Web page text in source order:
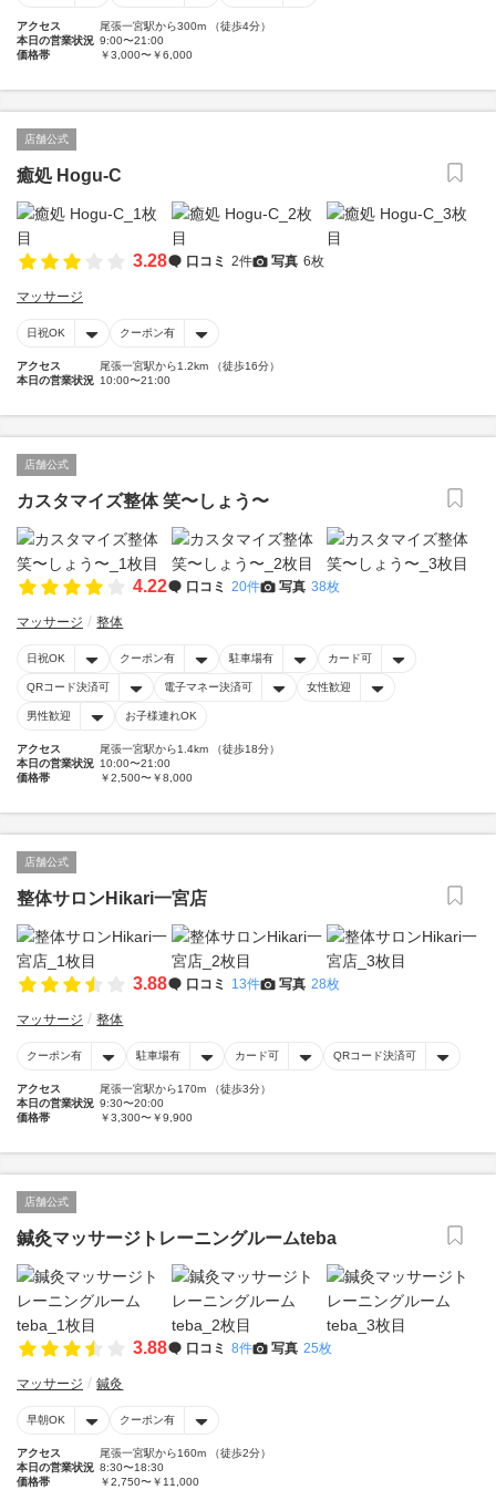
アクセス
尾張一宮駅から300m （徒歩4分）
本日の営業状況 9:00〜21:00
価格帯
￥3,000〜￥6,000
店舗公式
癒処 Hogu-C
3.28 口コミ 2件 写真 6枚
マッサージ
日祝OK クーポン有
アクセス
尾張一宮駅から1.2km （徒歩16分）
本日の営業状況 10:00〜21:00
店舗公式
カスタマイズ整体 笑〜しょう〜
4.22 口コミ 20件 写真 38枚
マッサージ 整体
日祝OK クーポン有 駐車場有 カード可
QRコード決済可 電子マネー決済可 女性歓迎
男性歓迎 お子様連れOK
アクセス
尾張一宮駅から1.4km （徒歩18分）
本日の営業状況 10:00〜21:00
価格帯
￥2,500〜￥8,000
店舗公式
整体サロンHikari一宮店
3.88 口コミ 13件 写真 28枚
マッサージ 整体
クーポン有 駐車場有 カード可 QRコード決済可
アクセス
尾張一宮駅から170m （徒歩3分）
本日の営業状況 9:30〜20:00
価格帯
￥3,300〜￥9,900
店舗公式
鍼灸マッサージトレーニングルームteba
3.88 口コミ 8件 写真 25枚
マッサージ 鍼灸
早朝OK クーポン有
アクセス
尾張一宮駅から160m （徒歩2分）
本日の営業状況 8:30〜18:30
価格帯
￥2,750〜￥11,000